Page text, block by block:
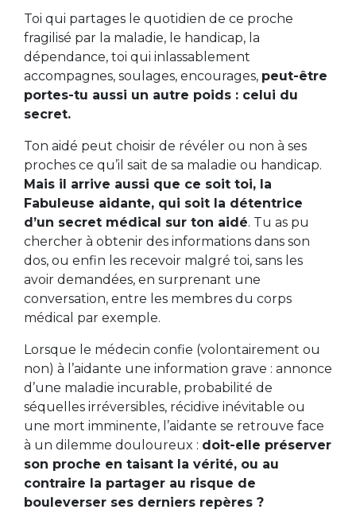
Toi qui partages le quotidien de ce proche
fragilisé par la maladie, le handicap, la
dépendance, toi qui inlassablement
accompagnes, soulages, encourages, peut-être
portes-tu aussi un autre poids : celui du
secret.
Ton aidé peut choisir de révéler ou non à ses
proches ce qu’il sait de sa maladie ou handicap.
Mais il arrive aussi que ce soit toi, la
Fabuleuse aidante, qui soit la détentrice
d’un secret médical sur ton aidé. Tu as pu
chercher à obtenir des informations dans son
dos, ou enfin les recevoir malgré toi, sans les
avoir demandées, en surprenant une
conversation, entre les membres du corps
médical par exemple.
Lorsque le médecin confie (volontairement ou
non) à l’aidante une information grave : annonce
d’une maladie incurable, probabilité de
séquelles irréversibles, récidive inévitable ou
une mort imminente, l’aidante se retrouve face
à un dilemme douloureux : doit-elle préserver
son proche en taisant la vérité, ou au
contraire la partager au risque de
bouleverser ses derniers repères ?